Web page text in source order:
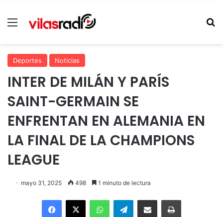
Menú
Deportes Noticias
INTER DE MILÁN Y PARÍS
SAINT-GERMAIN SE
ENFRENTAN EN ALEMANIA EN
LA FINAL DE LA CHAMPIONS
LEAGUE
mayo 31, 2025 498 1 minuto de lectura
Facebook
X WhatsAppTelegramEnviar vía email Imprimir